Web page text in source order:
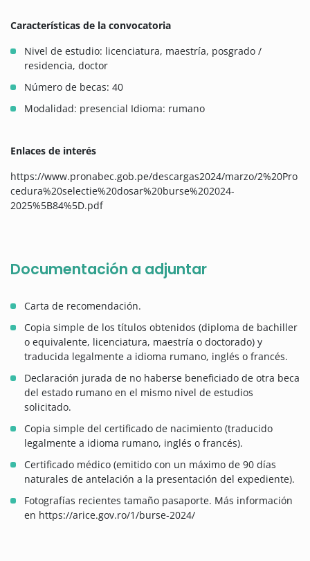
Características de la convocatoria
Nivel de estudio: licenciatura, maestría, posgrado /
residencia, doctor
Número de becas: 40
Modalidad: presencial Idioma: rumano
Enlaces de interés
https://www.pronabec.gob.pe/descargas2024/marzo/2%20Pro
cedura%20selectie%20dosar%20burse%202024-
2025%5B84%5D.pdf
Documentación a adjuntar
Carta de recomendación.
Copia simple de los títulos obtenidos (diploma de bachiller
o equivalente, licenciatura, maestría o doctorado) y
traducida legalmente a idioma rumano, inglés o francés.
Declaración jurada de no haberse beneficiado de otra beca
del estado rumano en el mismo nivel de estudios
solicitado.
Copia simple del certificado de nacimiento (traducido
legalmente a idioma rumano, inglés o francés).
Certificado médico (emitido con un máximo de 90 días
naturales de antelación a la presentación del expediente).
Fotografías recientes tamaño pasaporte. Más información
en https://arice.gov.ro/1/burse-2024/